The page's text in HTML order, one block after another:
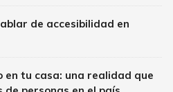
de accesibilidad en
en tu casa: una realidad que